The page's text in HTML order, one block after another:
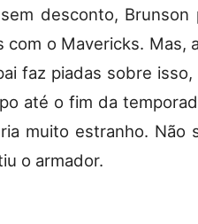
desconto,
com o Mavericks. Mas,
faz piadas sobre
até o fim da
muito estranho. Não
o armador.